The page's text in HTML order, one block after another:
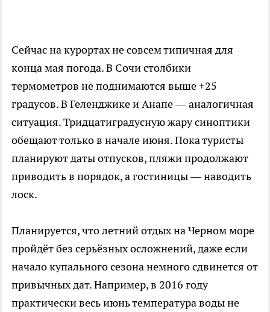
Сейчас на курортах не совсем типичная для
конца мая погода. В Сочи столбики
термометров не поднимаются выше +25
градусов. В Геленджике и Анапе — аналогичная
ситуация. Тридцатиградусную жару синоптики
обещают только в начале июня. Пока туристы
планируют даты отпусков, пляжи продолжают
приводить в порядок, а гостиницы — наводить
лоск.
Планируется, что летний отдых на Черном море
пройдёт без серьёзных осложнений, даже если
начало купального сезона немного сдвинется от
привычных дат. Например, в 2016 году
практически весь июнь температура воды не